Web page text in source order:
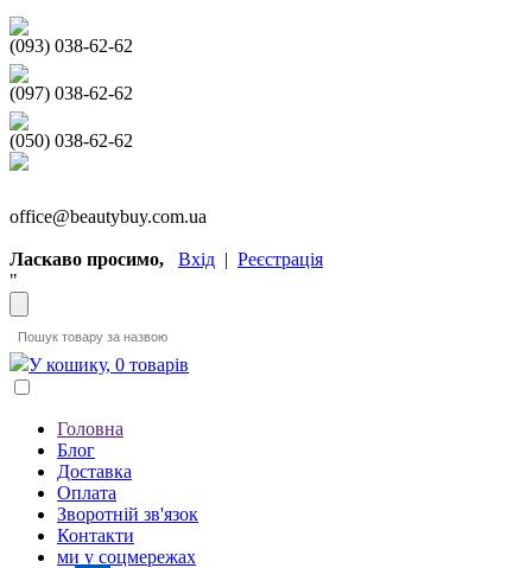
(093) 038-62-62
(097) 038-62-62
(050) 038-62-62
office@beautybuy.com.ua
Ласкаво просимо, Вхід | Реєстрація
"
У кошику, 0 товарів
Головна
Блог
Доставка
Оплата
Зворотній зв'язок
Контакти
ми у соцмережах